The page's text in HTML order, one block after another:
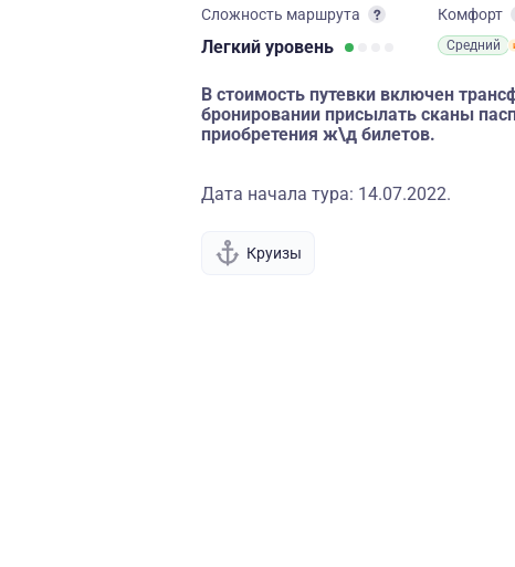
Сложность маршрута
Легкий уровень
Комфорт
Средний
В стоимость путевки включен
бронировании присылать сканы
приобретения ж\д билетов.
Дата начала тура: 14.07.2022.
Круизы